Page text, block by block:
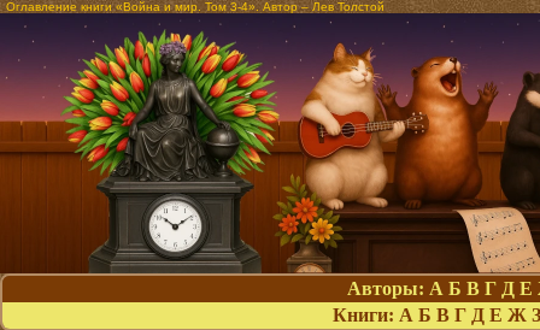
Оглавление книги «Война и мир. Том 3-4». Автор – Лев Толстой
Авторы: А Б В Г Д Е
Книги: А Б В Г Д Е Ж З